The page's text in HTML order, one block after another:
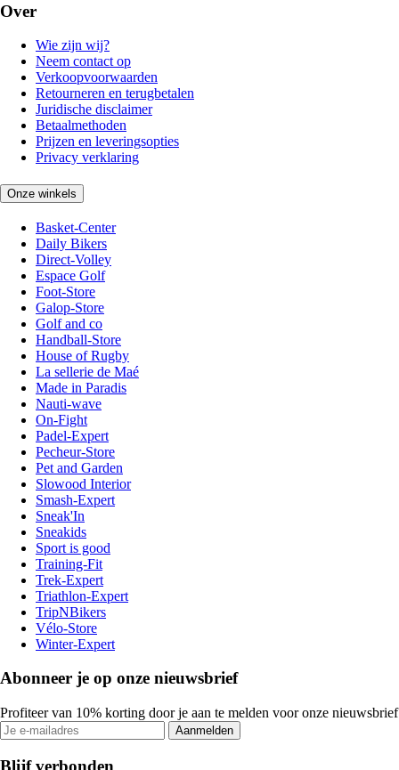
Over
Wie zijn wij?
Neem contact op
Verkoopvoorwaarden
Retourneren en terugbetalen
Juridische disclaimer
Betaalmethoden
Prijzen en leveringsopties
Privacy verklaring
Onze winkels
Basket-Center
Daily Bikers
Direct-Volley
Espace Golf
Foot-Store
Galop-Store
Golf and co
Handball-Store
House of Rugby
La sellerie de Maé
Made in Paradis
Nauti-wave
On-Fight
Padel-Expert
Pecheur-Store
Pet and Garden
Slowood Interior
Smash-Expert
Sneak'In
Sneakids
Sport is good
Training-Fit
Trek-Expert
Triathlon-Expert
TripNBikers
Vélo-Store
Winter-Expert
Abonneer je op onze nieuwsbrief
Profiteer van 10% korting door je aan te melden voor onze nieuwsbrief
Aanmelden
Blijf verbonden